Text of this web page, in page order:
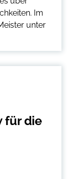
Im
unter
für die